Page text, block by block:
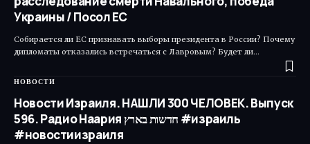
Украины / Посол ЕС
Собирается ли ЕС признавать выборы президента в России? Почему
дипломаты отказались встречаться с Лавровым? Будет ли…
НОВОСТИ
Новости Израиля. НАШЛИ 300 ЧЕЛОВЕК. Выпуск
596. Радио Наария חדשות בארץ #израиль
#новостиизраиля